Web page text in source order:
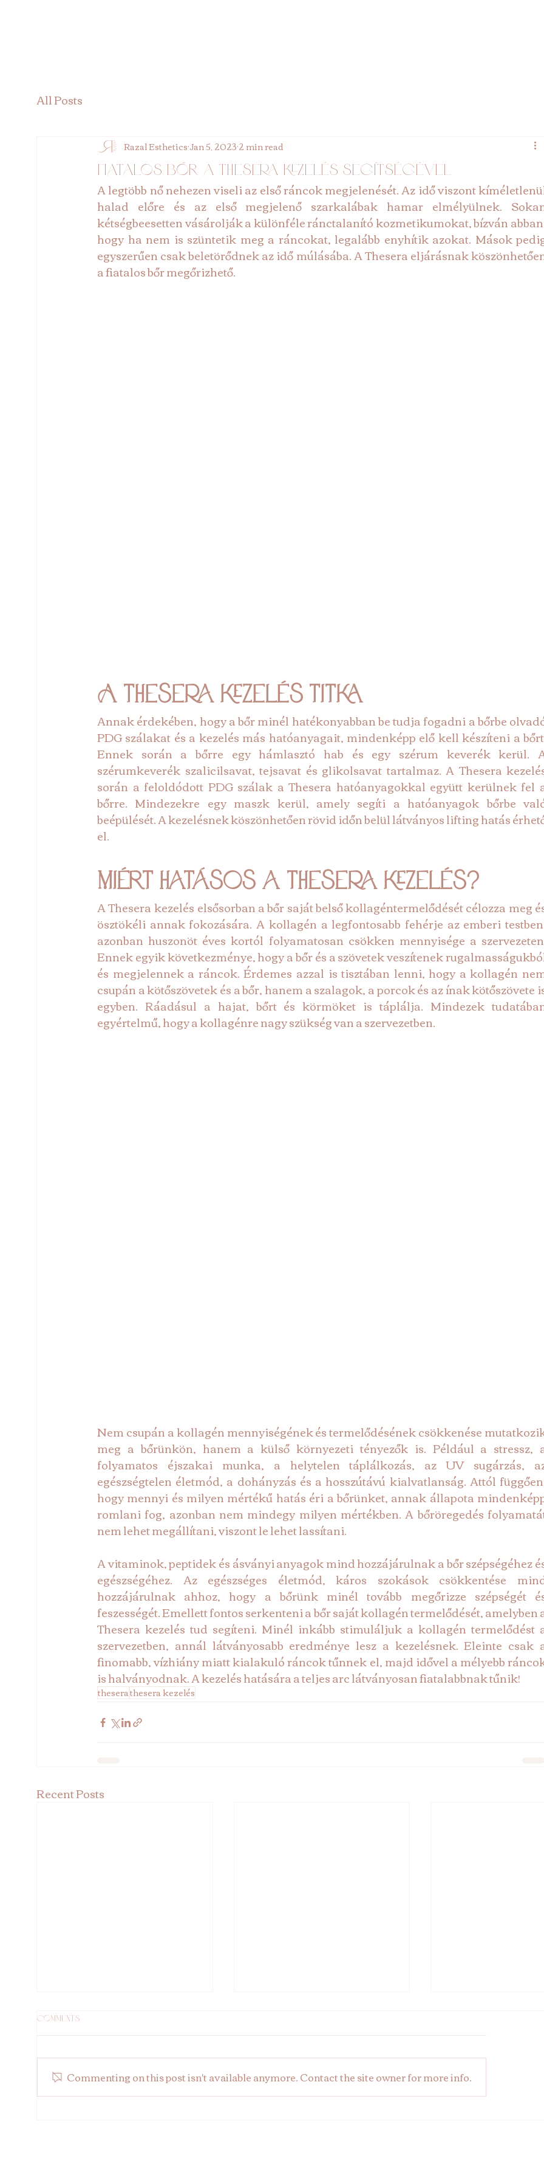
All Posts
Fiatalos bőr a Thesera kezelés segítségével
Razal EstheticsJan 5, 20232 min read
A legtöbb nő nehezen viseli az első ráncok megjelenését. Az idő viszont
halad előre és az első megjelenő szarkalábak hamar elmélyülnek.
kétségbeesetten vásárolják a különféle ránctalanító kozmetikumokat, bízván
hogy ha nem is szüntetik meg a ráncokat, legalább enyhítik azokat. Mások
egyszerűen csak beletörődnek az idő múlásába. A Thesera eljárásnak
a fiatalos bőr megőrizhető.
A Thesera kezelés titka
Annak érdekében, hogy a bőr minél hatékonyabban be tudja fogadni a bőrbe
PDG szálakat és a kezelés más hatóanyagait, mindenképp elő kell készíteni a
Ennek során a bőrre egy hámlasztó hab és egy szérum keverék kerül.
szérumkeverék szalicilsavat, tejsavat és glikolsavat tartalmaz. A Thesera
során a feloldódott PDG szálak a Thesera hatóanyagokkal együtt kerülnek fel
bőrre. Mindezekre egy maszk kerül, amely segíti a hatóanyagok bőrbe
beépülését. A kezelésnek köszönhetően rövid időn belül látványos lifting hatás
el.
Miért hatásos a Thesera kezelés?
A Thesera kezelés elsősorban a bőr saját belső kollagéntermelődését célozza meg
ösztökéli annak fokozására. A kollagén a legfontosabb fehérje az emberi
azonban huszonöt éves kortól folyamatosan csökken mennyisége a
Ennek egyik következménye, hogy a bőr és a szövetek veszítenek
és megjelennek a ráncok. Érdemes azzal is tisztában lenni, hogy a kollagén
csupán a kötőszövetek és a bőr, hanem a szalagok, a porcok és az ínak kötőszövete
egyben. Ráadásul a hajat, bőrt és körmöket is táplálja. Mindezek
egyértelmű, hogy a kollagénre nagy szükség van a szervezetben.
Nem csupán a kollagén mennyiségének és termelődésének csökkenése
meg a bőrünkön, hanem a külső környezeti tényezők is. Például a stressz,
folyamatos éjszakai munka, a helytelen táplálkozás, az UV sugárzás,
egészségtelen életmód, a dohányzás és a hosszútávú kialvatlanság. Attól
hogy mennyi és milyen mértékű hatás éri a bőrünket, annak állapota
romlani fog, azonban nem mindegy milyen mértékben. A bőröregedés
nem lehet megállítani, viszont le lehet lassítani.
A vitaminok, peptidek és ásványi anyagok mind hozzájárulnak a bőr szépségéhez
egészségéhez. Az egészséges életmód, káros szokások csökkentése
hozzájárulnak ahhoz, hogy a bőrünk minél tovább megőrizze szépségét
Thesera kezelés tud segíteni. Minél inkább stimuláljuk a kollagén termelődést
szervezetben, annál látványosabb eredménye lesz a kezelésnek. Eleinte csak
finomabb, vízhiány miatt kialakuló ráncok tűnnek el, majd idővel a mélyebb
is halványodnak. A kezelés hatására a teljes arc látványosan fiatalabbnak tűnik!
theserathesera kezelés
Recent Posts
Comments
Commenting on this post isn't available anymore. Contact the site owner for more info.